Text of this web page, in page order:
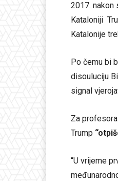
2017. nakon
Kataloniji
Katalonije
Po čemu bi
disouluciju
signal
Za
Trump
“U vrijeme